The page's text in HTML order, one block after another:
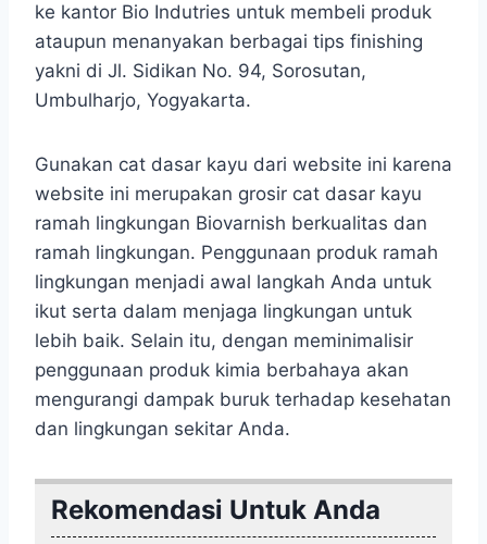
ke kantor Bio Indutries untuk membeli produk
ataupun menanyakan berbagai tips finishing
yakni di Jl. Sidikan No. 94, Sorosutan,
Umbulharjo, Yogyakarta.
Gunakan cat dasar kayu dari website ini karena
website ini merupakan grosir cat dasar kayu
ramah lingkungan Biovarnish berkualitas dan
ramah lingkungan. Penggunaan produk ramah
lingkungan menjadi awal langkah Anda untuk
ikut serta dalam menjaga lingkungan untuk
lebih baik. Selain itu, dengan meminimalisir
penggunaan produk kimia berbahaya akan
mengurangi dampak buruk terhadap kesehatan
dan lingkungan sekitar Anda.
Rekomendasi Untuk Anda